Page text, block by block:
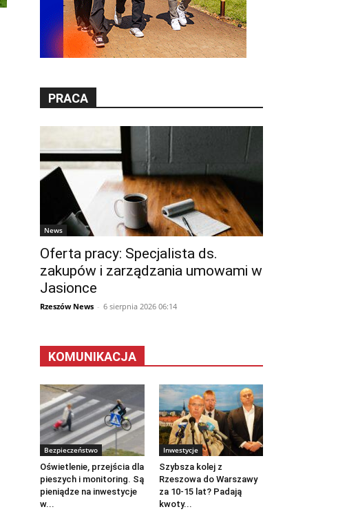
PRACA
News
Oferta pracy: Specjalista ds.
zakupów i zarządzania umowami w
Jasionce
Rzeszów News - 6 sierpnia 2026 06:14
KOMUNIKACJA
Bezpieczeństwo
Oświetlenie, przejścia dla
pieszych i monitoring. Są
pieniądze na inwestycje
w...
Inwestycje
Szybsza kolej z
Rzeszowa do Warszawy
za 10-15 lat? Padają
kwoty...